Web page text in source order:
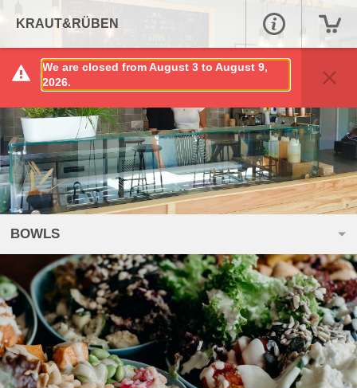
KRAUT&RÜBEN
We are closed from August 3 to August 9,
2026.
BOWLS